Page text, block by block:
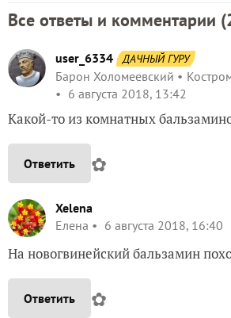
Все ответы и комментарии (
user_6334 ДАЧНЫЙ ГУРУ
Барон Холомеевский
6 августа 2018, 13:42
Какой-то из комнатных
Ответить ✿
Xelena
Елена
6 августа 2018, 16:40
На новогвинейский бальзамин
Ответить ✿